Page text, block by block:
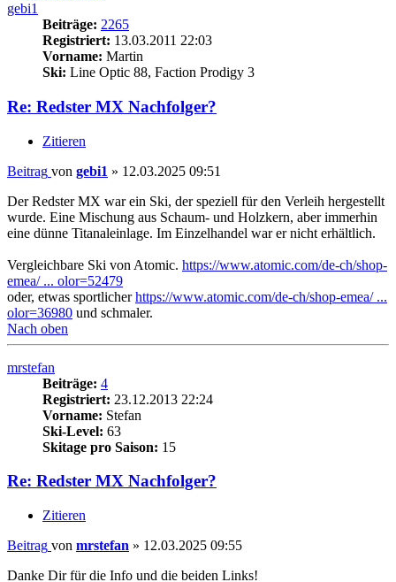
gebi1
Beiträge: 2265
Registriert: 13.03.2011 22:03
Vorname: Martin
Ski: Line Optic 88, Faction Prodigy 3
Re: Redster MX Nachfolger?
Zitieren
Beitrag von gebi1 » 12.03.2025 09:51
Der Redster MX war ein Ski, der speziell für den Verleih hergestellt
wurde. Eine Mischung aus Schaum- und Holzkern, aber immerhin
eine dünne Titanaleinlage. Im Einzelhandel war er nicht erhältlich.
Vergleichbare Ski von Atomic. https://www.atomic.com/de-ch/shop-
emea/ ... olor=52479
oder, etwas sportlicherhttps://www.atomic.com/de-ch/shop-emea/ ...
olor=36980 und schmaler.
Nach oben
mrstefan
Beiträge: 4
Registriert: 23.12.2013 22:24
Vorname: Stefan
Ski-Level: 63
Skitage pro Saison: 15
Re: Redster MX Nachfolger?
Zitieren
Beitrag von mrstefan » 12.03.2025 09:55
Danke Dir für die Info und die beiden Links!